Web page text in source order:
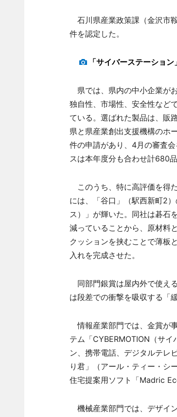
石川県産業政策課（金沢市
件を認定した。
「サイバーステーショ
県では、県内の中小企業が
独自性、市場性、安全性など
ている。選ばれた製品は、販
県と県産業創出支援機構のホ
件の申請があり、4月の審査
スは本年度分も合わせ計680品
このうち、特に高評価を得
には、「谷口」（駅西新町2
ス）」が輝いた。同社は碁石
減っていることから、原材料
クッションを挟むことで薄板
入れを完成させた。
同部門銀賞は屋内外で使え
は段差での衝撃を吸収する「
情報産業部門では、金賞が
テム「CYBERMOTION（サ
ン、携帯電話、デジタルテレ
り君」（アール・ティー・シ
住宅提案用ソフト「Madric
機械産業部門では、デザイ